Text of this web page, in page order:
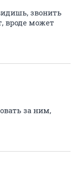
звонить
вроде может
за ним,